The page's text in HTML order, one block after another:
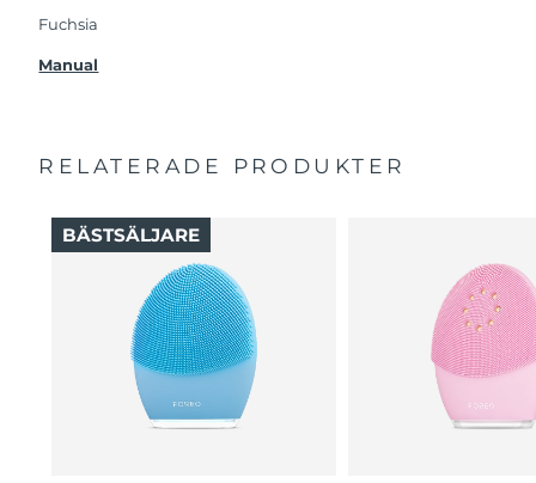
utan extra kostnad om du får problem med den
Fuchsia
Manual
RELATERADE PRODUKTER
BÄSTSÄLJARE